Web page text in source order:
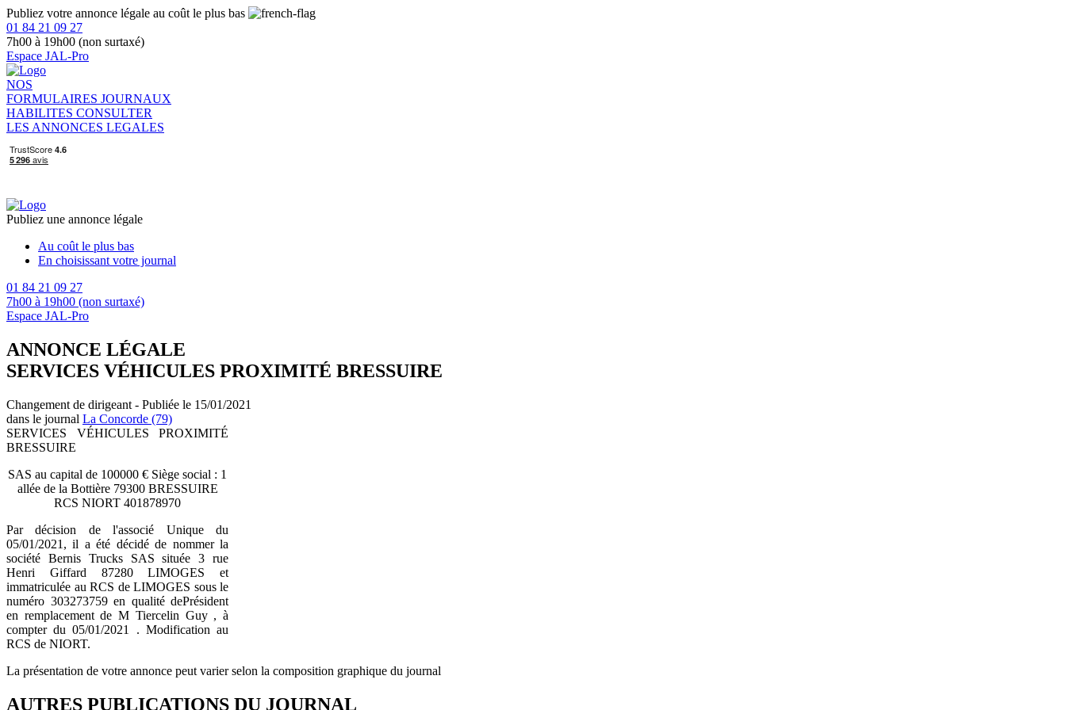
Publiez votre annonce légale au coût le plus bas
01 84 21 09 27
7h00 à 19h00 (non surtaxé)
Espace JAL-Pro
NOS
FORMULAIRES JOURNAUX
HABILITES CONSULTER
LES ANNONCES LEGALES
Publiez une annonce légale
Au coût le plus bas
En choisissant votre journal
01 84 21 09 27
7h00 à 19h00 (non surtaxé)
Espace JAL-Pro
ANNONCE LÉGALE
SERVICES VÉHICULES PROXIMITÉ BRESSUIRE
Changement de dirigeant - Publiée le 15/01/2021
dans le journal La Concorde (79)
SERVICES VÉHICULES PROXIMITÉ
BRESSUIRE
SAS au capital de 100000 € Siège social : 1
allée de la Bottière 79300 BRESSUIRE
RCS NIORT 401878970
Par décision de l'associé Unique du
05/01/2021, il a été décidé de nommer la
société Bernis Trucks SAS située 3 rue
Henri Giffard 87280 LIMOGES et
immatriculée au RCS de LIMOGES sous le
numéro 303273759 en qualité dePrésident
en remplacement de M Tiercelin Guy , à
compter du 05/01/2021 . Modification au
RCS de NIORT.
La présentation de votre annonce peut varier selon la composition graphique du journal
AUTRES PUBLICATIONS DU JOURNAL